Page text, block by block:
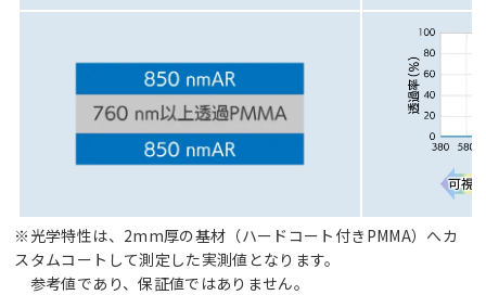
※光学特性は、2mm厚の基材（ハードコート付きPMMA）へカ
スタムコートして測定した実測値となります。
参考値であり、保証値ではありません。